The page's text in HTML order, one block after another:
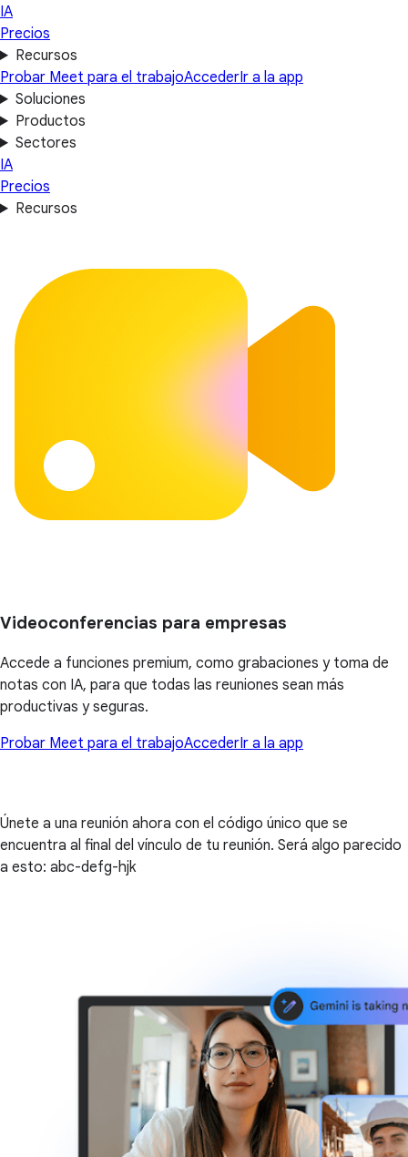
IA
Precios
Recursos
Probar Meet para el trabajoAccederIr a la app
Soluciones
Productos
Sectores
IA
Precios
Recursos
Videoconferencias para empresas
Accede a funciones premium, como grabaciones y toma de
notas con IA, para que todas las reuniones sean más
productivas y seguras.
Probar Meet para el trabajoAccederIr a la app
Únete a una reunión ahora con el código único que se
encuentra al final del vínculo de tu reunión. Será algo parecido
a esto: abc-defg-hjk